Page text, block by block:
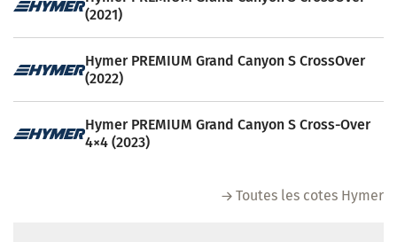
(2021)
Hymer PREMIUM Grand Canyon S CrossOver
(2022)
Hymer PREMIUM Grand Canyon S Cross-Over
4×4 (2023)
Toutes les cotes Hymer